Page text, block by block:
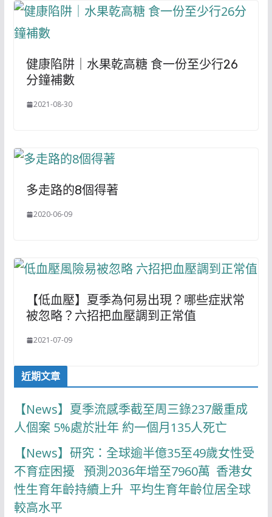
健康陷阱｜水果乾高糖 食一份至少行26
分鐘補數
2021-08-30
多走路的8個得著
2020-06-09
【低血壓】夏季為何易出現？哪些症狀常
被忽略？六招把血壓調到正常值
2021-07-09
近期文章
【News】夏季流感季截至周三錄237嚴重成
人個案 5%處於壯年 約一個月135人死亡
【News】研究：全球逾半億35至49歲女性受
不育症困擾 預測2036年增至7960萬 香港女
性生育年齡持續上升 平均生育年齡位居全球
較高水平